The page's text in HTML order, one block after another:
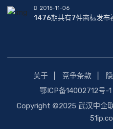
2015-11-06
1476期共有7件商标发布
关于 竞争条款
鄂ICP备14002712号-1
Copyright ©2025 武汉中企